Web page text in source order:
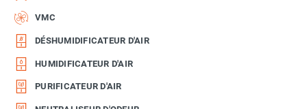
VMC
DÉSHUMIDIFICATEUR D'AIR
HUMIDIFICATEUR D'AIR
PURIFICATEUR D'AIR